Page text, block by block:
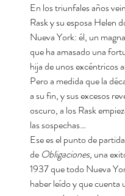
En los triunfales años
Rask y su esposa Helen
Nueva York: él, un
que ha amasado una
hija de unos excéntricos
Pero a medida que la
a su fin, y sus excesos
oscuro, a los Rask
las sospechas…
Ese es el punto de partida
de Obligaciones, una
1937 que todo Nueva
haber leído y que cuenta